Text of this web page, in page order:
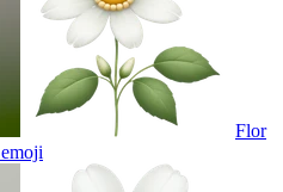
Flor
emoji